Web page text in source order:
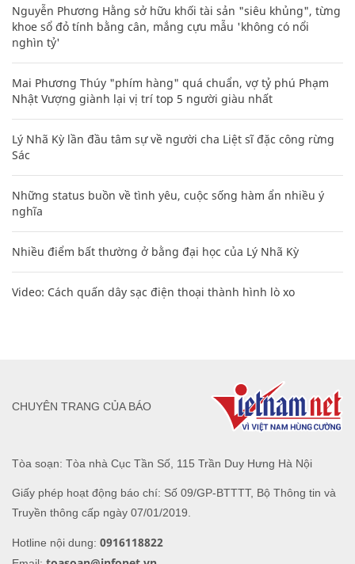
Nguyễn Phương Hằng sở hữu khối tài sản "siêu khủng", từng
khoe sổ đỏ tính bằng cân, mắng cựu mẫu 'không có nổi
nghìn tỷ'
Mai Phương Thúy "phím hàng" quá chuẩn, vợ tỷ phú Phạm
Nhật Vượng giành lại vị trí top 5 người giàu nhất
Lý Nhã Kỳ lần đầu tâm sự về người cha Liệt sĩ đặc công rừng
Sác
Những status buồn về tình yêu, cuộc sống hàm ẩn nhiều ý
nghĩa
Nhiều điểm bất thường ở bằng đại học của Lý Nhã Kỳ
Video: Cách quấn dây sạc điện thoại thành hình lò xo
Tòa soạn: Tòa nhà Cục Tần Số, 115 Trần Duy Hưng Hà Nội
Giấy phép hoạt động báo chí: Số 09/GP-BTTTT, Bộ Thông tin và
Truyền thông cấp ngày 07/01/2019.
Hotline nội dung: 0916118822
CHUYÊN TRANG CỦA BÁO